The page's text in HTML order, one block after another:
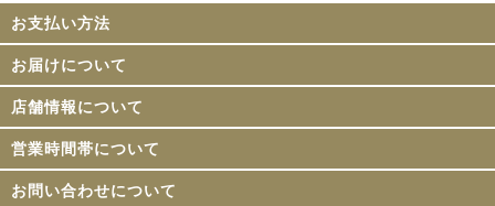
お支払い方法
お届けについて
店舗情報について
営業時間帯について
お問い合わせについて